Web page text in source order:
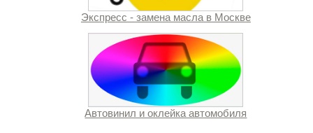
Экспресс - замена масла в Москве
Автовинил и оклейка автомобиля